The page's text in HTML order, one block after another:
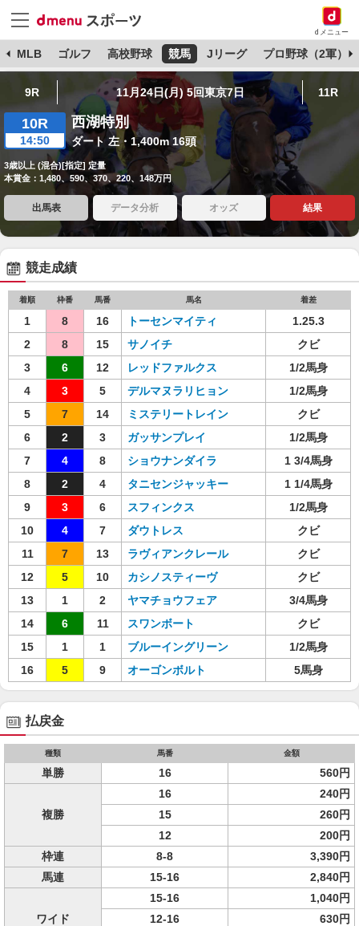
dメニュー
MLB ゴルフ 高校野球 競馬 Jリーグ プロ野球（2軍）
9R 11月24日(月) 5回東京7日 11R
10R
14:50
西湖特別
ダート 左・1,400m 16頭
3歳以上 (混合)[指定] 定量
本賞金：1,480、590、370、220、148万円
出馬表 データ分析 オッズ 結果
競走成績
着順 枠番 馬番 馬名 着差
1 8 16 トーセンマイティ
1.25.3
2
8 15 サノイチ
クビ
3
6 12 レッドファルクス
1/2馬身
4
3 5 デルマヌラリヒョン
1/2馬身
5
7 14 ミステリートレイン
クビ
6
2 3 ガッサンプレイ
1/2馬身
7
4 8 ショウナンダイラ
1 3/4馬身
8
2 4 タニセンジャッキー
1 1/4馬身
9
3 6 スフィンクス
1/2馬身
10
4 7 ダウトレス
クビ
11
7 13 ラヴィアンクレール
クビ
12
5 10 カシノスティーヴ
クビ
13
1 2 ヤマチョウフェア
3/4馬身
14
6 11 スワンボート
クビ
15
1 1 ブルーイングリーン
1/2馬身
16
5 9 オーゴンボルト 5馬身
払戻金
種類 馬番 金額
単勝 16 560円
複勝
16
240円
15
260円
12
200円
枠連
8-8
3,390円
馬連
15-16 2,840円
ワイド
15-16
1,040円
12-16
630円